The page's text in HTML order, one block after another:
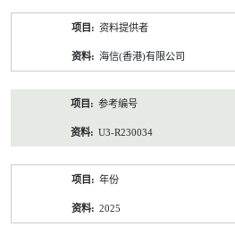
资料提供者
海信(香港)有限公司
参考编号
U3-R230034
年份
2025